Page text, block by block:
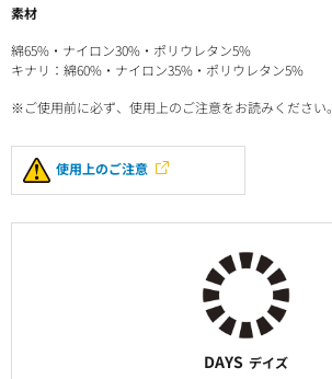
素材
綿65%・ナイロン30%・ポリウレタン5%
キナリ：綿60%・ナイロン35%・ポリウレタン5%
※ご使用前に必ず、使用上のご注意をお読みください。
使用上のご注意
DAYS デイズ